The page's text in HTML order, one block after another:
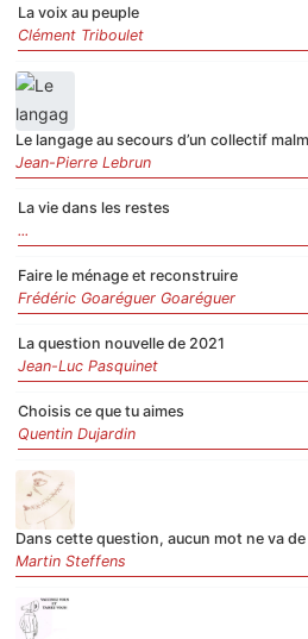
La voix au peuple
Clément Triboulet
Le langage au secours d’un collectif
Jean-Pierre Lebrun
La vie dans les restes
...
Faire le ménage et reconstruire
Frédéric Goaréguer Goaréguer
La question nouvelle de 2021
Jean-Luc Pasquinet
Choisis ce que tu aimes
Quentin Dujardin
Dans cette question, aucun mot ne va
Martin Steffens